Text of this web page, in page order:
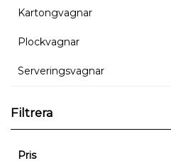
Kartongvagnar
Plockvagnar
Serveringsvagnar
Filtrera
Pris